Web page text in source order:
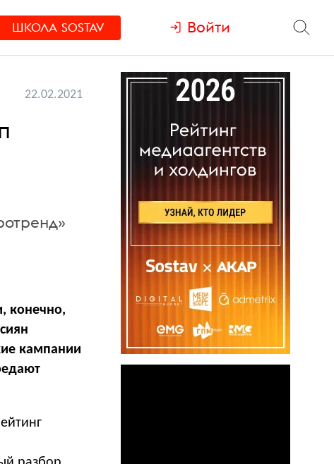
ШКОЛА SOSTAV Войти
22.02.2021
конечно,
кампании